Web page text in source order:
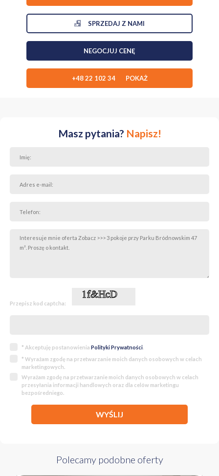
SPRZEDAJ Z NAMI
NEGOCJUJ CENĘ
+48 22 102 34 POKAŻ
Masz pytania? Napisz!
Przepisz kod captcha:
* Akceptuję postanowienia Polityki Prywatności.
* Wyrażam zgodę na przetwarzanie moich danych osobowych w celach
marketingowych.
Wyrażam zgodę na przetwarzanie moich danych osobowych w celach
przesyłania informacji handlowych oraz dla celów marketingu
bezpośredniego.
WYŚLIJ
Polecamy podobne oferty